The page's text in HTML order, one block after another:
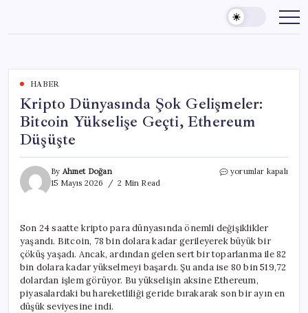
content
HABER
Kripto Dünyasında Şok Gelişmeler:
Bitcoin Yükselişe Geçti, Ethereum
Düşüşte
By Ahmet Doğan
15 Mayıs 2026
2 Min Read
Kripto
Yükselişe
Geçti,
Ethereum
Düşüşte
yorumlar kapalı
Son 24 saatte kripto para dünyasında önemli değişiklikler
yaşandı. Bitcoin, 78 bin dolara kadar gerileyerek büyük bir
çöküş yaşadı. Ancak, ardından gelen sert bir toparlanma ile 82
bin dolara kadar yükselmeyi başardı. Şu anda ise 80 bin 519,72
dolardan işlem görüyor. Bu yükselişin aksine Ethereum,
piyasalardaki bu hareketliliği geride bırakarak son bir ayın en
düşük seviyesine indi.